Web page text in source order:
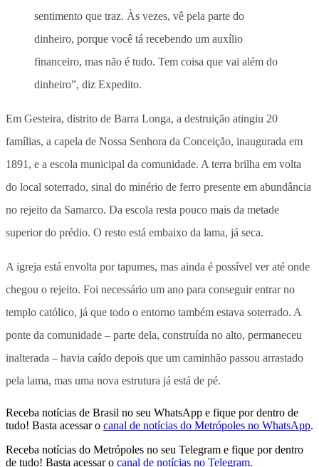
sentimento que traz. Às vezes, vê pela parte do
dinheiro, porque você tá recebendo um auxílio
financeiro, mas não é tudo. Tem coisa que vai além do
dinheiro”, diz Expedito.
Em Gesteira, distrito de Barra Longa, a destruição atingiu 20
famílias, a capela de Nossa Senhora da Conceição, inaugurada em
1891, e a escola municipal da comunidade. A terra brilha em volta
do local soterrado, sinal do minério de ferro presente em abundância
no rejeito da Samarco. Da escola resta pouco mais da metade
superior do prédio. O resto está embaixo da lama, já seca.
A igreja está envolta por tapumes, mas ainda é possível ver até onde
chegou o rejeito. Foi necessário um ano para conseguir entrar no
templo católico, já que todo o entorno também estava soterrado. A
ponte da comunidade – parte dela, construída no alto, permaneceu
inalterada – havia caído depois que um caminhão passou arrastado
pela lama, mas uma nova estrutura já está de pé.
Receba notícias de Brasil no seu WhatsApp e fique por dentro de
tudo! Basta acessar o canal de notícias do Metrópoles no WhatsApp.
Receba notícias do Metrópoles no seu Telegram e fique por dentro
de tudo! Basta acessar o canal de notícias no Telegram.